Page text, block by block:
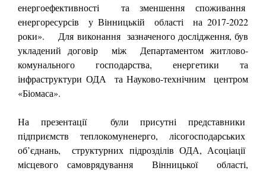
енергоефективності та зменшення споживання
енергоресурсів у Вінницькій області на 2017-2022
роки».
Для виконання зазначеного дослідження, був
укладений договір між
Департаментом житлово-
комунального господарства, енергетики та
інфраструктури ОДА та Науково-технічним центром
«Біомаса».
На презентації були присутні представники
підприємств теплокомуненерго, лісогосподарських
об’єднань, структурних підрозділів ОДА, Асоціації
місцевого самоврядування Вінницької області,